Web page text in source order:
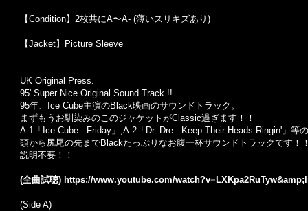
【Condition】2枚共にA〜A- (薄いスリキズあり)
【Jacket】Picture Sleeve
UK Original Press.
95' Super Nice Original Sound Track !!
95年、 Ice Cube主演のBlack映画のサウンドトラック。
まずもうお馴染みのこのジャケットがClassic過ぎます！！
A-1 「 Ice Cube - Friday 」 ,A-2 「 Dr. Dre - Keep Their Heads Ringin' 」等
頭から尻尾の先までBlackたっぷりなお腹一杯サウンドトラックです！
説明不要！！
(全曲試聴) https://www.youtube.com/
(Side A)